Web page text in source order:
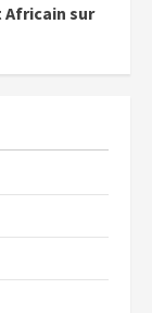
Africain sur